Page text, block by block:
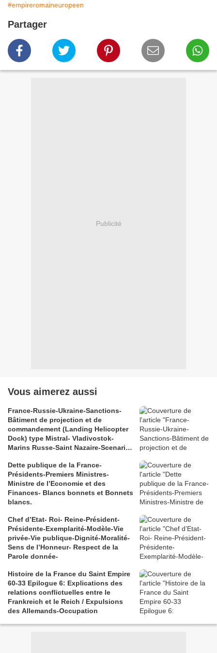
#empireromaineuropeen
Partager
Publicité
Vous aimerez aussi
France-Russie-Ukraine-Sanctions-
Bâtiment de projection et de
commandement (Landing Helicopter
Dock) type Mistral- Vladivostok-
Marins Russe-Saint Nazaire-Scenario
Dette publique de la France-
Présidents-Premiers Ministres-
Ministre de l’Economie et des
Finances- Blancs bonnets et Bonnets
blancs.
Chef d’Etat- Roi- Reine-Président-
Présidente-Exemplarité-Modèle-Vie
privée-Vie publique-Dignité-Moralité-
Sens de l’Honneur- Respect de la
Parole donnée-
Histoire de la France du Saint Empire
60-33 Epilogue 6: Explications des
relations conflictuelles entre le
Frankreich et le Reich / Expulsions
des Allemands-Occupation